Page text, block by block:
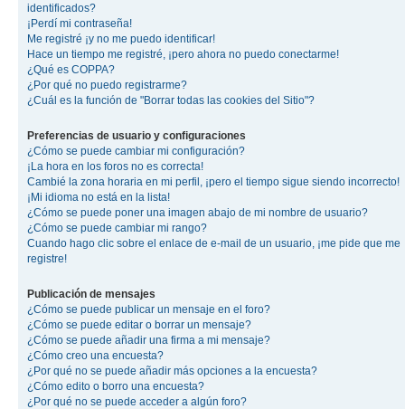
identificados?
¡Perdí mi contraseña!
Me registré ¡y no me puedo identificar!
Hace un tiempo me registré, ¡pero ahora no puedo conectarme!
¿Qué es COPPA?
¿Por qué no puedo registrarme?
¿Cuál es la función de "Borrar todas las cookies del Sitio"?
Preferencias de usuario y configuraciones
¿Cómo se puede cambiar mi configuración?
¡La hora en los foros no es correcta!
Cambié la zona horaria en mi perfil, ¡pero el tiempo sigue siendo incorrecto!
¡Mi idioma no está en la lista!
¿Cómo se puede poner una imagen abajo de mi nombre de usuario?
¿Cómo se puede cambiar mi rango?
Cuando hago clic sobre el enlace de e-mail de un usuario, ¡me pide que me
registre!
Publicación de mensajes
¿Cómo se puede publicar un mensaje en el foro?
¿Cómo se puede editar o borrar un mensaje?
¿Cómo se puede añadir una firma a mi mensaje?
¿Cómo creo una encuesta?
¿Por qué no se puede añadir más opciones a la encuesta?
¿Cómo edito o borro una encuesta?
¿Por qué no se puede acceder a algún foro?